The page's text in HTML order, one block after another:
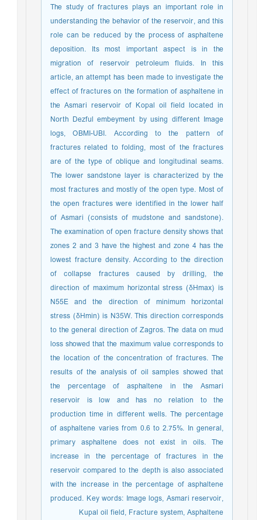
The study of fractures plays an important role in
understanding the behavior of the reservoir, and this
role can be reduced by the process of asphaltene
deposition. Its most important aspect is in the
migration of reservoir petroleum fluids. In this
article, an attempt has been made to investigate the
effect of fractures on the formation of asphaltene in
the Asmari reservoir of Kopal oil field located in
North Dezful embeyment by using different Image
logs, OBMI-UBI. According to the pattern of
fractures related to folding, most of the fractures
are of the type of oblique and longitudinal seams.
The lower sandstone layer is characterized by the
most fractures and mostly of the open type. Most of
the open fractures were identified in the lower half
of Asmari (consists of mudstone and sandstone).
The examination of open fracture density shows that
zones 2 and 3 have the highest and zone 4 has the
lowest fracture density. According to the direction
of collapse fractures caused by drilling, the
direction of maximum horizontal stress (δHmax) is
N55E and the direction of minimum horizontal
stress (δHmin) is N35W. This direction corresponds
to the general direction of Zagros. The data on mud
loss showed that the maximum value corresponds to
the location of the concentration of fractures. The
results of the analysis of oil samples showed that
the percentage of asphaltene in the Asmari
reservoir is low and has no relation to the
production time in different wells. The percentage
of asphaltene varies from 0.6 to 2.75%. In general,
primary asphaltene does not exist in oils. The
increase in the percentage of fractures in the
reservoir compared to the depth is also associated
with the increase in the percentage of asphaltene
produced. Key words: Image logs, Asmari reservoir,
Kupal oil field, Fracture system, Asphaltene